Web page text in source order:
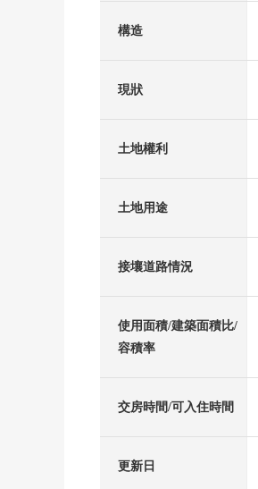
構造
現狀
土地權利
土地用途
接壤道路情況
使用面積/建築面積比/
容積率
交房時間/可入住時間
更新日